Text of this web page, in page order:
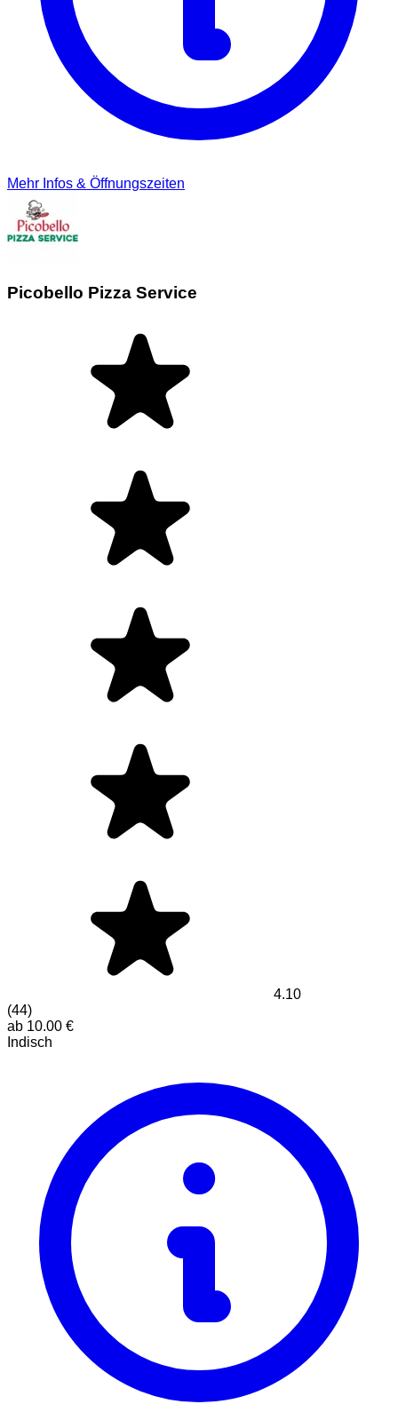
Mehr Infos & Öffnungszeiten
Picobello Pizza Service
4.10
(44)
ab 10.00 €
Indisch